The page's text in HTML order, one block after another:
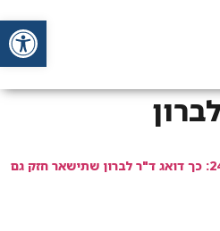
פתח
האפליקציה האישית והליווי 24/7: כך דואג ד"ר לברון שתישאר חזק גם